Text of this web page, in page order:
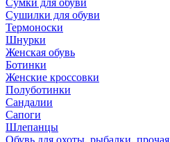
Сумки для обуви
Сушилки для обуви
Термоноски
Шнурки
Женская обувь
Ботинки
Женские кроссовки
Полуботинки
Сандалии
Сапоги
Шлепанцы
Обувь для охоты, рыбалки, прочая